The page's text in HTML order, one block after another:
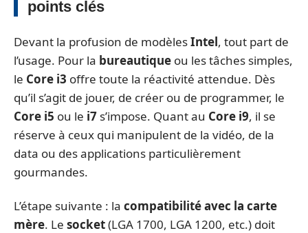
points clés
Devant la profusion de modèlesIntel, tout part de
l’usage. Pour la bureautique ou les tâches simples,
le Core i3 offre toute la réactivité attendue. Dès
qu’il s’agit de jouer, de créer ou de programmer, le
Core i5 ou le i7 s’impose. Quant au Core i9, il se
réserve à ceux qui manipulent de la vidéo, de la
data ou des applications particulièrement
gourmandes.
L’étape suivante : la compatibilité avec la carte
mère. Le socket(LGA 1700, LGA 1200, etc.) doit